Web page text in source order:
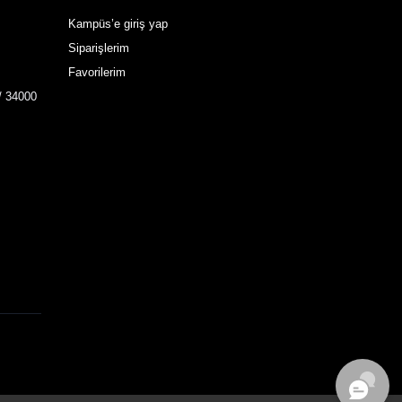
34000
Kampüs’e giriş yap
Siparişlerim
Favorilerim